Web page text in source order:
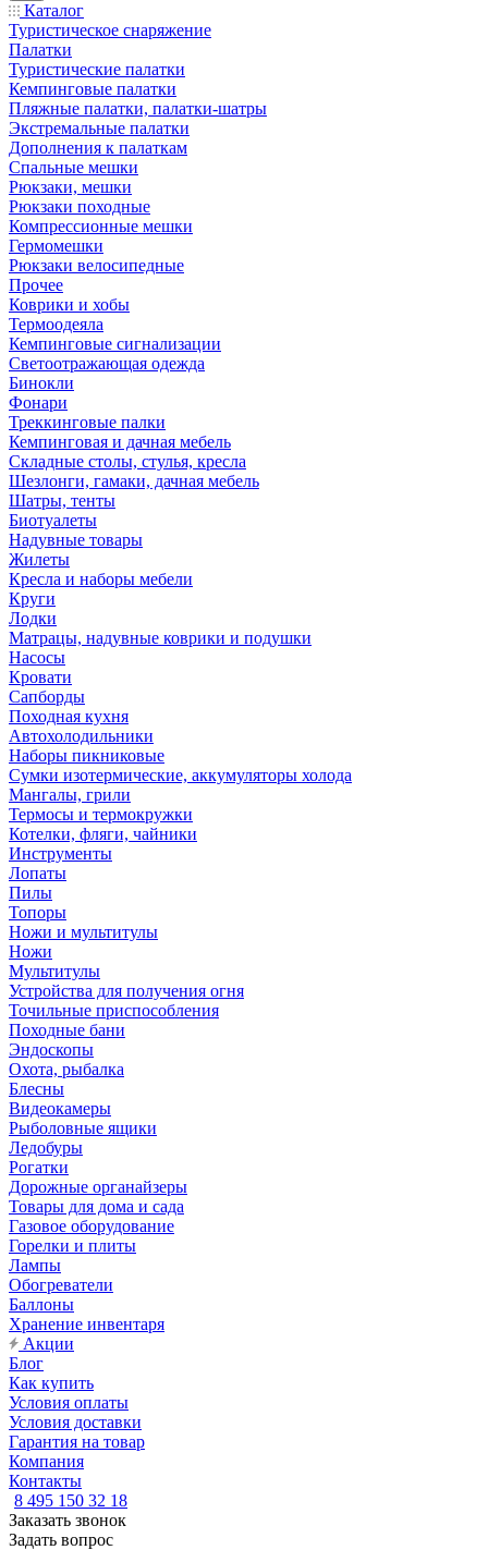
Каталог
Туристическое снаряжение
Палатки
Туристические палатки
Кемпинговые палатки
Пляжные палатки, палатки-шатры
Экстремальные палатки
Дополнения к палаткам
Спальные мешки
Рюкзаки, мешки
Рюкзаки походные
Компрессионные мешки
Гермомешки
Рюкзаки велосипедные
Прочее
Коврики и хобы
Термоодеяла
Кемпинговые сигнализации
Светоотражающая одежда
Бинокли
Фонари
Треккинговые палки
Кемпинговая и дачная мебель
Складные столы, стулья, кресла
Шезлонги, гамаки, дачная мебель
Шатры, тенты
Биотуалеты
Надувные товары
Жилеты
Кресла и наборы мебели
Круги
Лодки
Матрацы, надувные коврики и подушки
Насосы
Кровати
Сапборды
Походная кухня
Автохолодильники
Наборы пикниковые
Сумки изотермические, аккумуляторы холода
Мангалы, грили
Термосы и термокружки
Котелки, фляги, чайники
Инструменты
Лопаты
Пилы
Топоры
Ножи и мультитулы
Ножи
Мультитулы
Устройства для получения огня
Точильные приспособления
Походные бани
Эндоскопы
Охота, рыбалка
Блесны
Видеокамеры
Рыболовные ящики
Ледобуры
Рогатки
Дорожные органайзеры
Товары для дома и сада
Газовое оборудование
Горелки и плиты
Лампы
Обогреватели
Баллоны
Хранение инвентаря
Акции
Блог
Как купить
Условия оплаты
Условия доставки
Гарантия на товар
Компания
Контакты
8 495 150 32 18
Заказать звонок
Задать вопрос